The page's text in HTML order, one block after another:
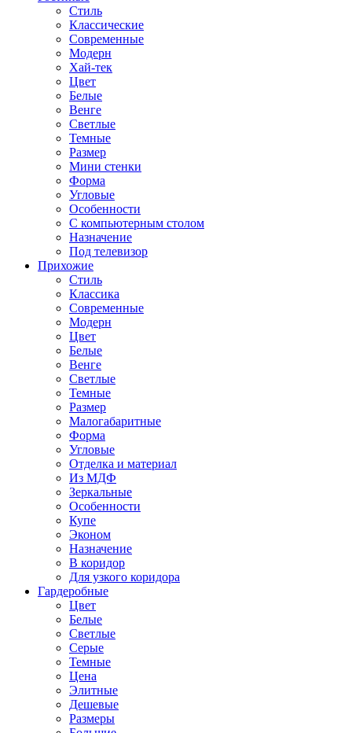
Стиль
Классические
Современные
Модерн
Хай-тек
Цвет
Белые
Венге
Светлые
Темные
Размер
Мини стенки
Форма
Угловые
Особенности
С компьютерным столом
Назначение
Под телевизор
Прихожие
Стиль
Классика
Современные
Модерн
Цвет
Белые
Венге
Светлые
Темные
Размер
Малогабаритные
Форма
Угловые
Отделка и материал
Из МДФ
Зеркальные
Особенности
Купе
Эконом
Назначение
В коридор
Для узкого коридора
Гардеробные
Цвет
Белые
Светлые
Серые
Темные
Цена
Элитные
Дешевые
Размеры